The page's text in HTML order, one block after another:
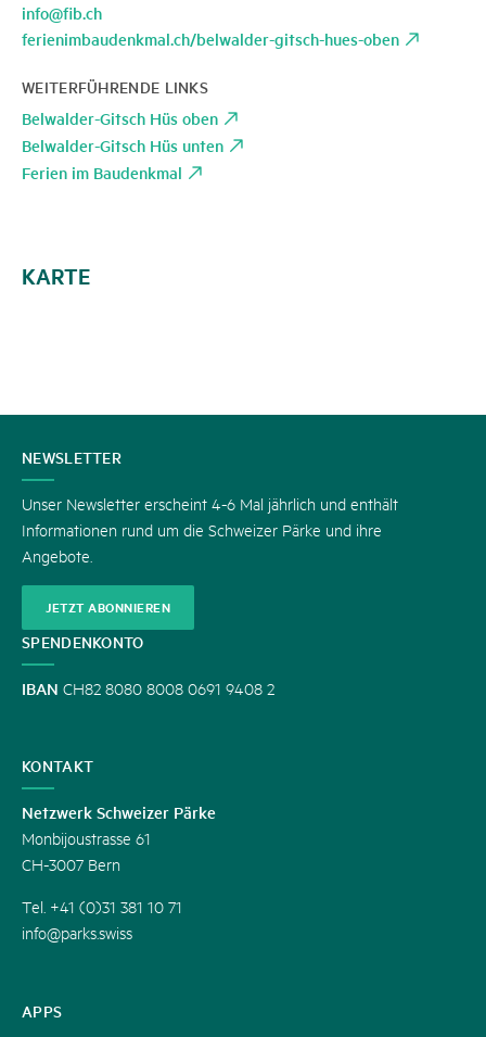
info@fib.ch
ferienimbaudenkmal.ch/belwalder-gitsch-hues-oben
WEITERFÜHRENDE LINKS
Belwalder-Gitsch Hüs oben
Belwalder-Gitsch Hüs unten
Ferien im Baudenkmal
KARTE
KONTAKT
APPS
NEWSLETTER
Unser Newsletter erscheint 4-6 Mal jährlich und enthält
Informationen rund um die Schweizer Pärke und ihre
Angebote.
JETZT ABONNIEREN
SPENDENKONTO
IBAN CH82 8080 8008 0691 9408 2
KONTAKT
Netzwerk Schweizer Pärke
Monbijoustrasse 61
CH-3007 Bern
Tel. +41 (0)31 381 10 71
info@parks.swiss